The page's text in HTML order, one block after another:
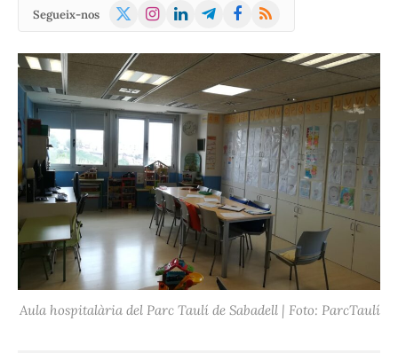
Segueix-nos
X
Instagram
LinkedInTelegramFacebook
RSS
Aula hospitalària del Parc Taulí de Sabadell | Foto: ParcTaulí